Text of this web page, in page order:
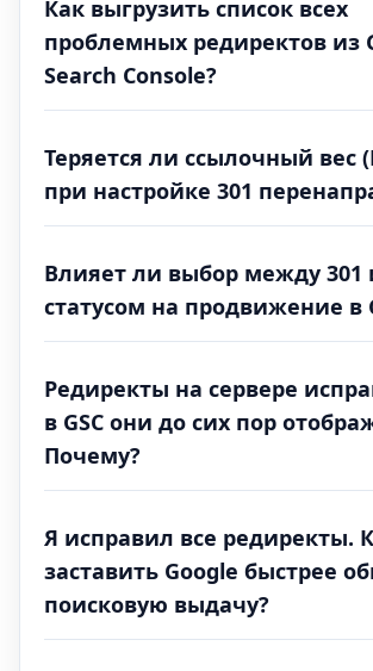
Как выгрузить список всех
проблемных редиректов из
Search Console?
Теряется ли ссылочный вес
при настройке 301
Влияет ли выбор между 301
статусом на продвижение в
Редиректы на сервере
в GSC они до сих пор
Почему?
Я исправил все редиректы.
заставить Google быстрее
поисковую выдачу?